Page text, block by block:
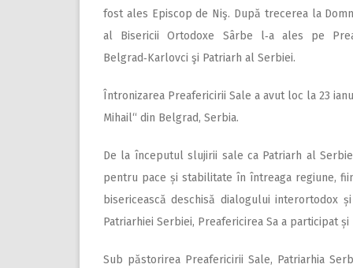
fost ales Episcop de Niş. După trecerea la
al Bisericii Ortodoxe Sârbe l‑a ales pe
Belgrad‑Karlovci şi Patriarh al Serbiei.
Întronizarea Preafericirii Sale a avut loc la 23
Mihail“ din Belgrad, Serbia.
De la începutul slujirii sale ca Patriarh al
pentru pace și stabilitate în întreaga regiune,
bisericească deschisă dialogului inter­ortodox
Patriarhiei Serbiei, Preafericirea Sa a participat
Sub păstorirea Preafericirii Sale, Patriarhia